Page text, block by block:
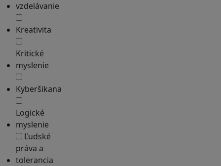
vzdelávanie
Kreativita
Kritické
myslenie
Kyberšikana
Logické
myslenie
Ľudské
práva a
tolerancia